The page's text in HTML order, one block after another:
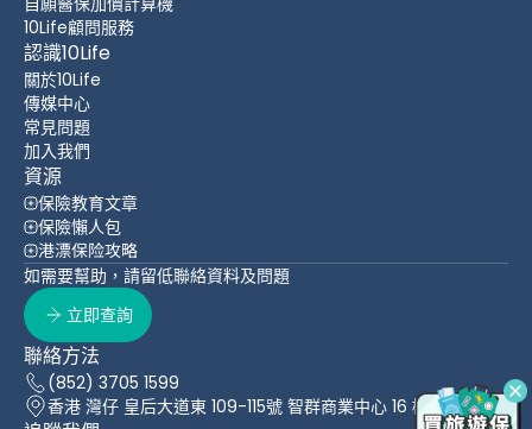
10Life顧問服務
認識10Life
關於10Life
傳媒中心
常見問題
加入我們
資源
保險教育文章
保險懶人包
港漂保险攻略
如需要幫助，請留低聯絡資料及問題
立即查詢
聯絡方法
(852) 3705 1599
香港 灣仔 皇后大道東 109-115號 智群商業中心 16 樓